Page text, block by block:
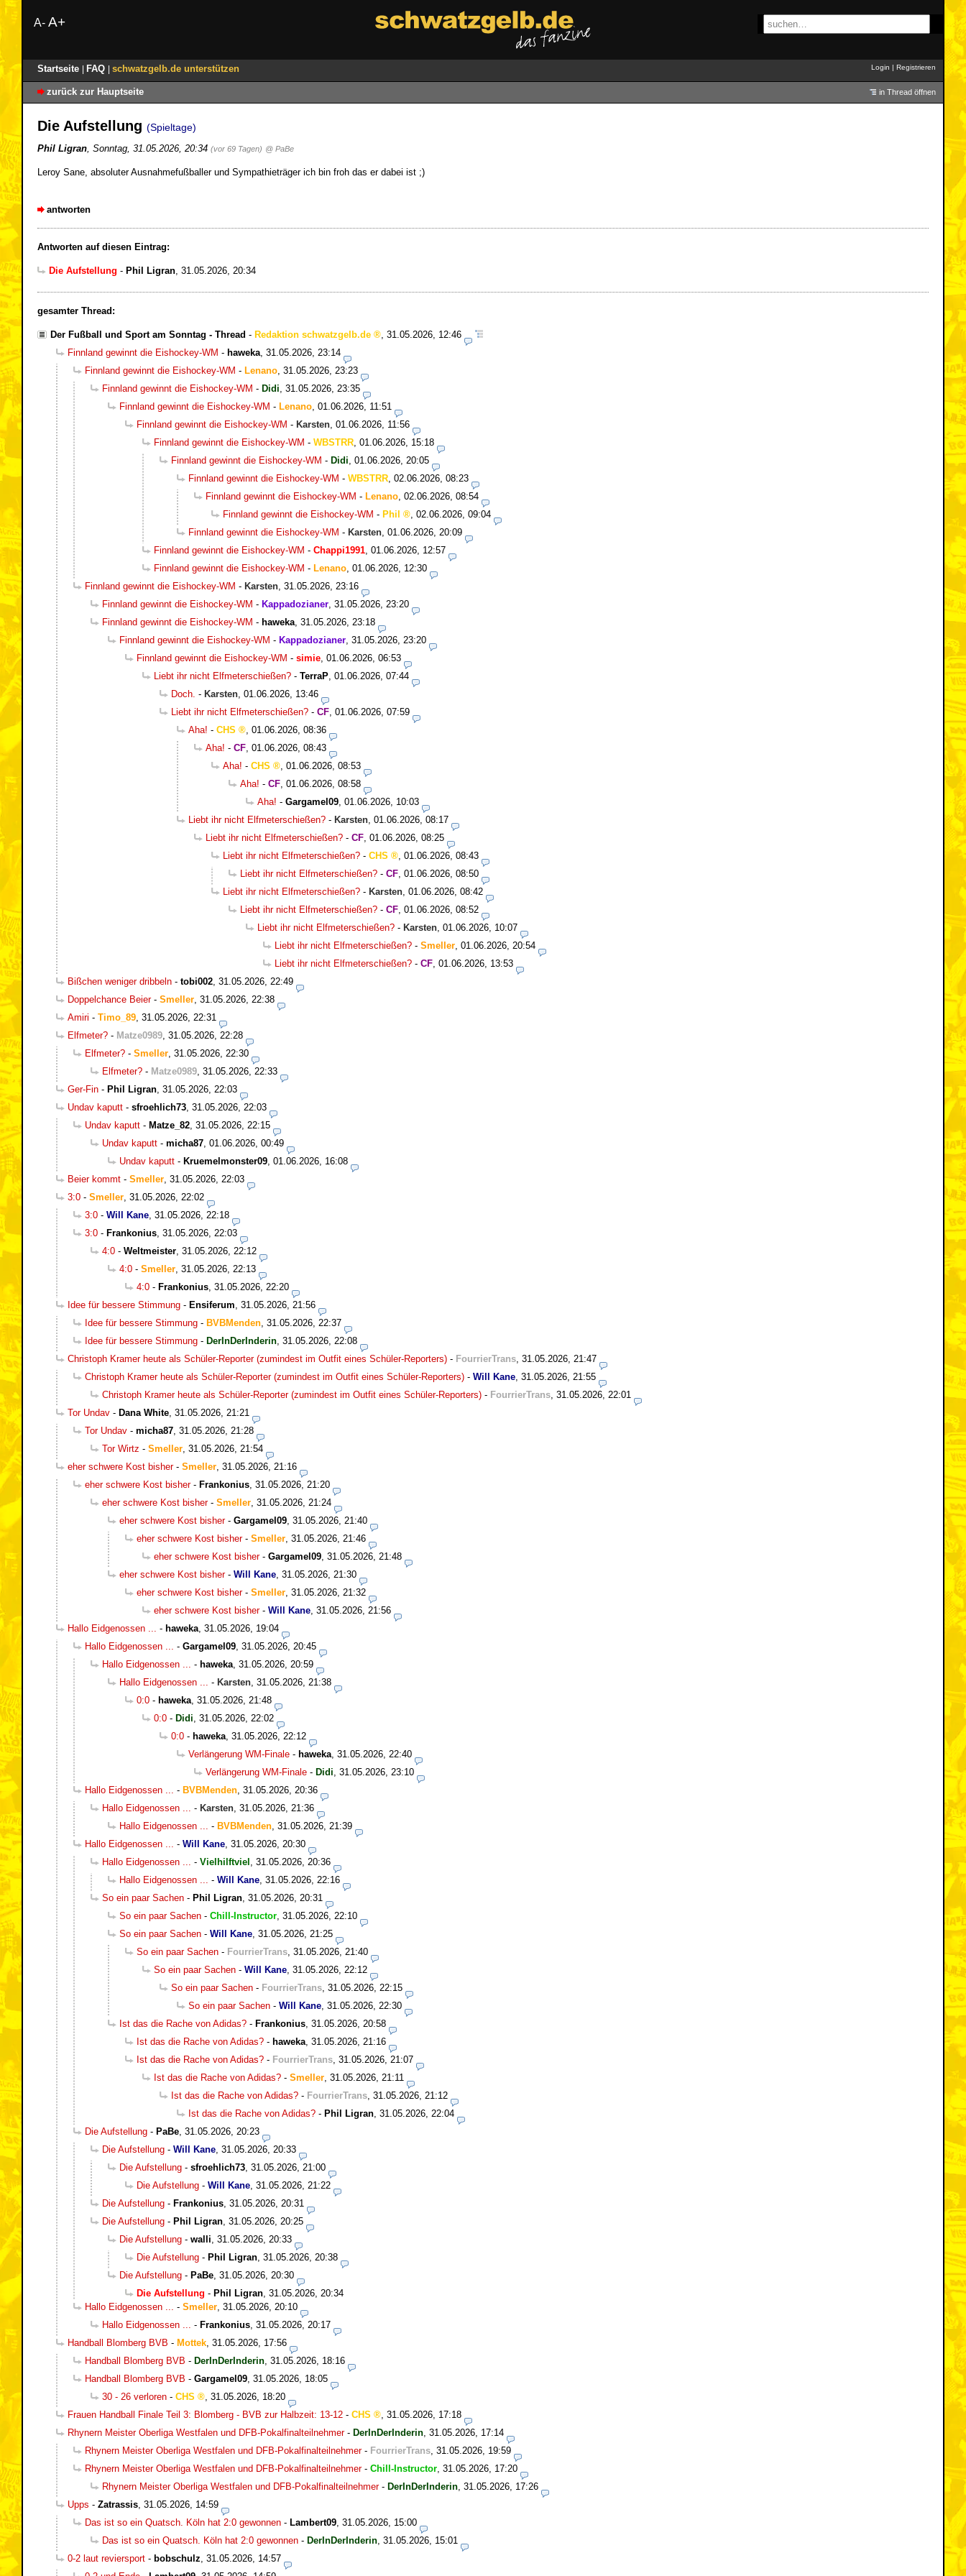
A- A+
Startseite FAQ schwatzgelb.de unterstützen Login | Registrieren
zurück zur Hauptseite in Thread öffnen
Die Aufstellung (Spieltage)
Phil Ligran Sonntag, 31.05.2026, 20:34 (vor 69 Tagen) @ PaBe
Leroy Sane, absoluter Ausnahmefußballer und Sympathieträger ich bin froh das er dabei ist ;)
antworten
Antworten auf diesen Eintrag:
Die Aufstellung - Phil Ligran 31.05.2026, 20:34
gesamter Thread:
Der Fußball und Sport am Sonntag - Thread - Redaktion schwatzgelb.de
31.05.2026, 12:46
Finnland gewinnt die Eishockey-WM - haweka 31.05.2026, 23:14
Finnland gewinnt die Eishockey-WM - Lenano 31.05.2026, 23:23
Finnland gewinnt die Eishockey-WM - Didi 31.05.2026, 23:35
Finnland gewinnt die Eishockey-WM - Lenano 01.06.2026, 11:51
Finnland gewinnt die Eishockey-WM - Karsten 01.06.2026, 11:56
Finnland gewinnt die Eishockey-WM - WBSTRR 01.06.2026, 15:18
Finnland gewinnt die Eishockey-WM - Didi 01.06.2026, 20:05
Finnland gewinnt die Eishockey-WM - WBSTRR 02.06.2026, 08:23
Finnland gewinnt die Eishockey-WM - Lenano 02.06.2026, 08:54
Finnland gewinnt die Eishockey-WM - Phil
02.06.2026, 09:04
Finnland gewinnt die Eishockey-WM - Karsten 01.06.2026, 20:09
Finnland gewinnt die Eishockey-WM - Chappi1991 01.06.2026, 12:57
Finnland gewinnt die Eishockey-WM - Lenano 01.06.2026, 12:30
Finnland gewinnt die Eishockey-WM - Karsten 31.05.2026, 23:16
Finnland gewinnt die Eishockey-WM - Kappadozianer 31.05.2026, 23:20
Finnland gewinnt die Eishockey-WM - haweka 31.05.2026, 23:18
Finnland gewinnt die Eishockey-WM - Kappadozianer 31.05.2026, 23:20
Finnland gewinnt die Eishockey-WM - simie 01.06.2026, 06:53
Liebt ihr nicht Elfmeterschießen? - TerraP 01.06.2026, 07:44
Doch. - Karsten 01.06.2026, 13:46
Liebt ihr nicht Elfmeterschießen? - CF 01.06.2026, 07:59
Aha! - CHS
01.06.2026, 08:36
Aha! - CF 01.06.2026, 08:43
Aha! - CHS
01.06.2026, 08:53
Aha! - CF 01.06.2026, 08:58
Aha! - Gargamel09 01.06.2026, 10:03
Liebt ihr nicht Elfmeterschießen? - Karsten 01.06.2026, 08:17
Liebt ihr nicht Elfmeterschießen? - CF 01.06.2026, 08:25
Liebt ihr nicht Elfmeterschießen? - CHS
01.06.2026, 08:43
Liebt ihr nicht Elfmeterschießen? - CF 01.06.2026, 08:50
Liebt ihr nicht Elfmeterschießen? - Karsten 01.06.2026, 08:42
Liebt ihr nicht Elfmeterschießen? - CF 01.06.2026, 08:52
Liebt ihr nicht Elfmeterschießen? - Karsten 01.06.2026, 10:07
Liebt ihr nicht Elfmeterschießen? - Smeller 01.06.2026, 20:54
Liebt ihr nicht Elfmeterschießen? - CF 01.06.2026, 13:53
Bißchen weniger dribbeln - tobi002 31.05.2026, 22:49
Doppelchance Beier- Smeller 31.05.2026, 22:38
Amiri - Timo_89 31.05.2026, 22:31
Elfmeter? - Matze0989 31.05.2026, 22:28
Elfmeter? - Smeller 31.05.2026, 22:30
Elfmeter? - Matze0989 31.05.2026, 22:33
Ger-Fin - Phil Ligran 31.05.2026, 22:03
Undav kaputt - sfroehlich73 31.05.2026, 22:03
Undav kaputt - Matze_82 31.05.2026, 22:15
Undav kaputt - micha87 01.06.2026, 00:49
Undav kaputt - Kruemelmonster09 01.06.2026, 16:08
Beier kommt - Smeller 31.05.2026, 22:03
3:0 - Smeller 31.05.2026, 22:02
3:0 - Will Kane 31.05.2026, 22:18
3:0 - Frankonius 31.05.2026, 22:03
4:0 - Weltmeister 31.05.2026, 22:12
4:0 - Smeller 31.05.2026, 22:13
4:0 - Frankonius 31.05.2026, 22:20
Idee für bessere Stimmung - Ensiferum 31.05.2026, 21:56
Idee für bessere Stimmung - BVBMenden 31.05.2026, 22:37
Idee für bessere Stimmung - DerInDerInderin 31.05.2026, 22:08
Christoph Kramer heute als Schüler-Reporter (zumindest im Outfit eines Schüler-Reporters) - FourrierTrans 31.05.2026, 21:47
Christoph Kramer heute als Schüler-Reporter (zumindest im Outfit eines Schüler-Reporters) - Will Kane 31.05.2026, 21:55
Christoph Kramer heute als Schüler-Reporter (zumindest im Outfit eines Schüler-Reporters) - FourrierTrans 31.05.2026, 22:01
Tor Undav - Dana White 31.05.2026, 21:21
Tor Undav - micha87 31.05.2026, 21:28
Tor Wirtz - Smeller 31.05.2026, 21:54
eher schwere Kost bisher- Smeller 31.05.2026, 21:16
eher schwere Kost bisher- Frankonius 31.05.2026, 21:20
eher schwere Kost bisher- Smeller 31.05.2026, 21:24
eher schwere Kost bisher- Gargamel09 31.05.2026, 21:40
eher schwere Kost bisher- Smeller 31.05.2026, 21:46
eher schwere Kost bisher- Gargamel09 31.05.2026, 21:48
eher schwere Kost bisher- Will Kane 31.05.2026, 21:30
eher schwere Kost bisher- Smeller 31.05.2026, 21:32
eher schwere Kost bisher- Will Kane 31.05.2026, 21:56
Hallo Eidgenossen ...
- haweka 31.05.2026, 19:04
Hallo Eidgenossen ...
- Gargamel09 31.05.2026, 20:45
Hallo Eidgenossen ...
- haweka 31.05.2026, 20:59
Hallo Eidgenossen ...
- Karsten 31.05.2026, 21:38
0:0 - haweka 31.05.2026, 21:48
0:0 - Didi 31.05.2026, 22:02
0:0 - haweka 31.05.2026, 22:12
Verlängerung WM-Finale - haweka 31.05.2026, 22:40
Verlängerung WM-Finale - Didi 31.05.2026, 23:10
Hallo Eidgenossen ...
- BVBMenden 31.05.2026, 20:36
Hallo Eidgenossen ...
- Karsten 31.05.2026, 21:36
Hallo Eidgenossen ...
- BVBMenden 31.05.2026, 21:39
Hallo Eidgenossen ...
- Will Kane 31.05.2026, 20:30
Hallo Eidgenossen ...
- Vielhilftviel 31.05.2026, 20:36
Hallo Eidgenossen ...
- Will Kane 31.05.2026, 22:16
So ein paar Sachen - Phil Ligran 31.05.2026, 20:31
So ein paar Sachen - Chill-Instructor 31.05.2026, 22:10
So ein paar Sachen - Will Kane 31.05.2026, 21:25
So ein paar Sachen - FourrierTrans 31.05.2026, 21:40
So ein paar Sachen - Will Kane 31.05.2026, 22:12
So ein paar Sachen - FourrierTrans 31.05.2026, 22:15
So ein paar Sachen - Will Kane 31.05.2026, 22:30
Ist das die Rache von Adidas? - Frankonius 31.05.2026, 20:58
Ist das die Rache von Adidas? - haweka 31.05.2026, 21:16
Ist das die Rache von Adidas? - FourrierTrans 31.05.2026, 21:07
Ist das die Rache von Adidas? - Smeller 31.05.2026, 21:11
Ist das die Rache von Adidas? - FourrierTrans 31.05.2026, 21:12
Ist das die Rache von Adidas? - Phil Ligran 31.05.2026, 22:04
Die Aufstellung - PaBe 31.05.2026, 20:23
Die Aufstellung - Will Kane 31.05.2026, 20:33
Die Aufstellung - sfroehlich73 31.05.2026, 21:00
Die Aufstellung - Will Kane 31.05.2026, 21:22
Die Aufstellung - Frankonius 31.05.2026, 20:31
Die Aufstellung - Phil Ligran 31.05.2026, 20:25
Die Aufstellung - walli 31.05.2026, 20:33
Die Aufstellung - Phil Ligran 31.05.2026, 20:38
Die Aufstellung - PaBe 31.05.2026, 20:30
Die Aufstellung - Phil Ligran 31.05.2026, 20:34
Hallo Eidgenossen ...
- Smeller 31.05.2026, 20:10
Hallo Eidgenossen ...
- Frankonius 31.05.2026, 20:17
Handball Blomberg BVB - Mottek 31.05.2026, 17:56
Handball Blomberg BVB - DerInDerInderin 31.05.2026, 18:16
Handball Blomberg BVB - Gargamel09 31.05.2026, 18:05
30 - 26 verloren - CHS
31.05.2026, 18:20
Frauen Handball Finale Teil 3: Blomberg - BVB zur Halbzeit: 13-12 - CHS
31.05.2026, 17:18
Rhynern Meister Oberliga Westfalen und DFB-Pokalfinalteilnehmer- DerInDerInderin 31.05.2026, 17:14
Rhynern Meister Oberliga Westfalen und DFB-Pokalfinalteilnehmer- FourrierTrans 31.05.2026, 19:59
Rhynern Meister Oberliga Westfalen und DFB-Pokalfinalteilnehmer- Chill-Instructor 31.05.2026, 17:20
Rhynern Meister Oberliga Westfalen und DFB-Pokalfinalteilnehmer- DerInDerInderin 31.05.2026, 17:26
Upps - Zatrassis 31.05.2026, 14:59
Das ist so ein Quatsch. Köln hat 2:0 gewonnen - Lambert09 31.05.2026, 15:00
Das ist so ein Quatsch. Köln hat 2:0 gewonnen - DerInDerInderin 31.05.2026, 15:01
0-2 laut reviersport - bobschulz 31.05.2026, 14:57